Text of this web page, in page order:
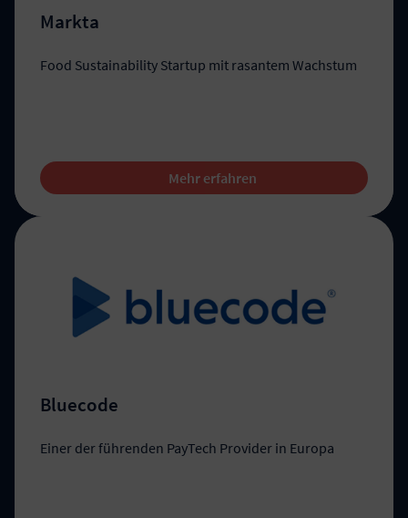
Markta
Food Sustainability Startup mit rasantem Wachstum
Mehr erfahren
Bluecode
Einer der führenden PayTech Provider in Europa